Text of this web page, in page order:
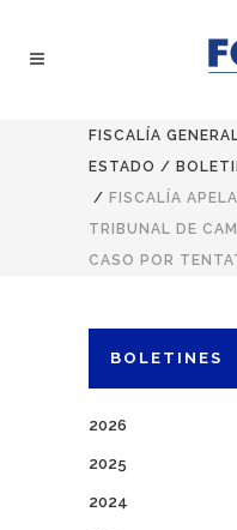
FISCALÍA
ESTADO /
/ FISCALÍA
TRIBUNAL DE
CASO POR
BOLETINES
2026
2025
2024